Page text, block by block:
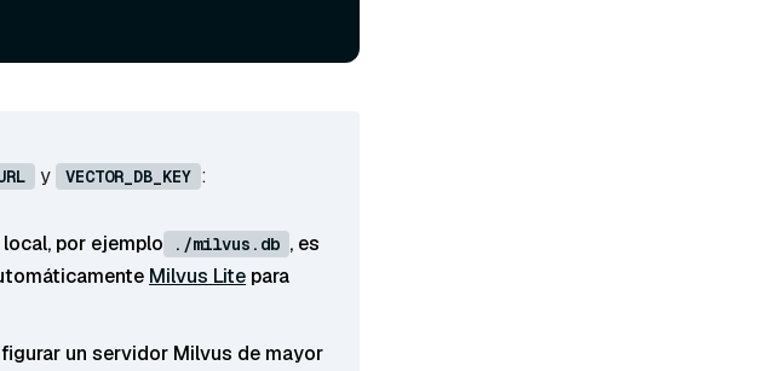
y VECTOR_DB_KEY :
por ejemplo ./milvus.db , es
Milvus Lite para
un servidor Milvus de mayor